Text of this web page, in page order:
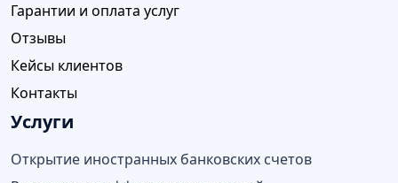
Гарантии и оплата услуг
Отзывы
Кейсы клиентов
Контакты
Услуги
Открытие иностранных банковских счетов